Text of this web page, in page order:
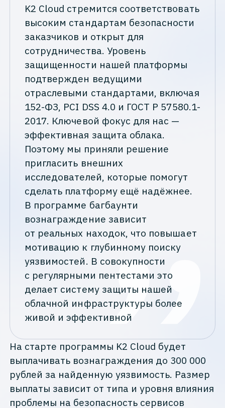
K2 Cloud стремится соответствовать
высоким стандартам безопасности
заказчиков и открыт для
сотрудничества. Уровень
защищенности нашей платформы
подтвержден ведущими
отраслевыми стандартами, включая
152-ФЗ, PCI DSS 4.0 и ГОСТ Р 57580.1-
2017. Ключевой фокус для нас —
эффективная защита облака.
Поэтому мы приняли решение
пригласить внешних
исследователей, которые помогут
сделать платформу ещё надёжнее.
В программе багбаунти
вознаграждение зависит
от реальных находок, что повышает
мотивацию к глубинному поиску
уязвимостей. В совокупности
с регулярными пентестами это
делает систему защиты нашей
облачной инфраструктуры более
живой и эффективной
На старте программы K2 Cloud будет
выплачивать вознаграждения до 300 000
рублей за найденную уязвимость. Размер
выплаты зависит от типа и уровня влияния
проблемы на безопасность сервисов